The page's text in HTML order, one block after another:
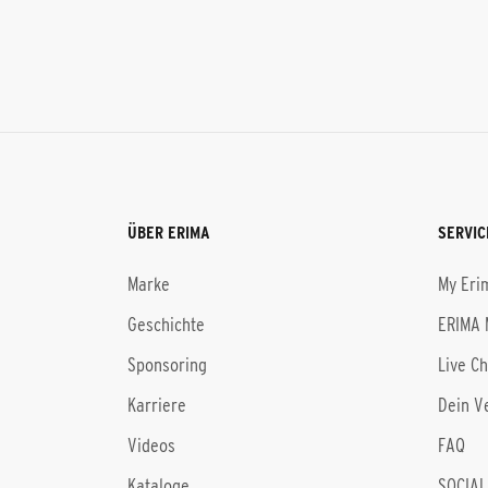
ÜBER ERIMA
Marke
Geschichte
Sponsoring
Karriere
Videos
My
Live
Dein
FAQ